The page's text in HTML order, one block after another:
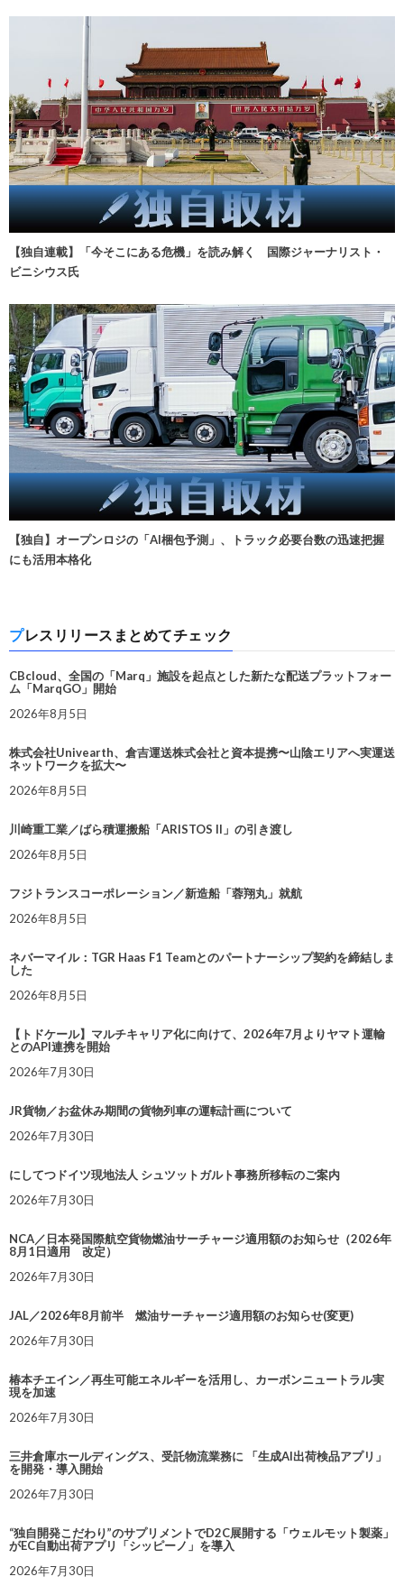
【独自連載】「今そこにある危機」を読み解く 国際ジャーナリスト・
ビニシウス氏
【独自】オープンロジの「AI梱包予測」、トラック必要台数の迅速把握
にも活用本格化
プレスリリースまとめてチェック
CBcloud、全国の「Marq」施設を起点とした新たな配送プラットフォー
ム「MarqGO」開始
2026年8月5日
株式会社Univearth、倉吉運送株式会社と資本提携〜山陰エリアへ実運送
ネットワークを拡大〜
2026年8月5日
川崎重工業／ばら積運搬船「ARISTOS II」の引き渡し
2026年8月5日
フジトランスコーポレーション／新造船「蓉翔丸」就航
2026年8月5日
ネバーマイル：TGR Haas F1 Teamとのパートナーシップ契約を締結しま
した
2026年8月5日
【トドケール】マルチキャリア化に向けて、2026年7月よりヤマト運輸
とのAPI連携を開始
2026年7月30日
JR貨物／お盆休み期間の貨物列車の運転計画について
2026年7月30日
にしてつドイツ現地法人 シュツットガルト事務所移転のご案内
2026年7月30日
NCA／日本発国際航空貨物燃油サーチャージ適用額のお知らせ（2026年
8月1日適用 改定）
2026年7月30日
JAL／2026年8月前半 燃油サーチャージ適用額のお知らせ(変更)
2026年7月30日
椿本チエイン／再生可能エネルギーを活用し、カーボンニュートラル実
現を加速
2026年7月30日
三井倉庫ホールディングス、受託物流業務に 「生成AI出荷検品アプリ」
を開発・導入開始
2026年7月30日
“独自開発こだわり”のサプリメントでD2C展開する「ウェルモット製薬」
がEC自動出荷アプリ「シッピーノ」を導入
2026年7月30日